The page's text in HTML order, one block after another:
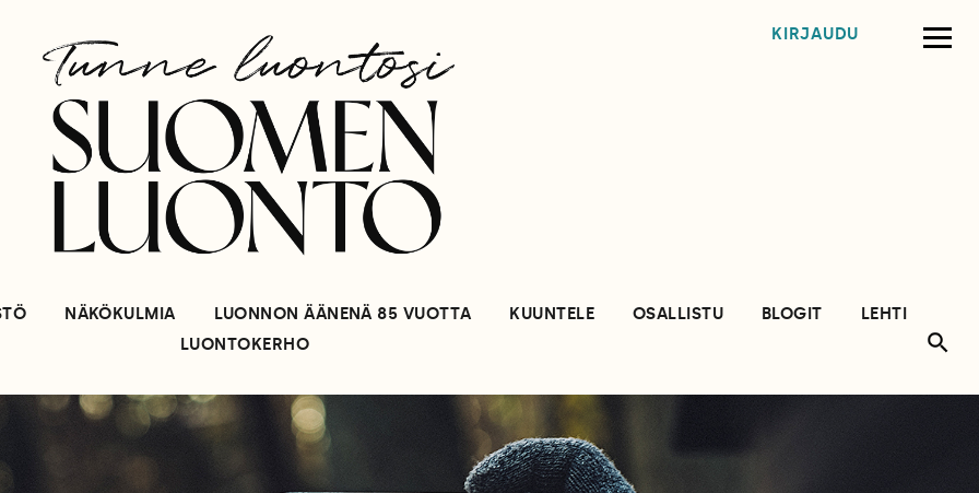
KIRJAUDU
NÄKÖKULMIA LUONNON ÄÄNENÄ 85 VUOTTA KUUNTELE OSALLISTU BLOGIT
LEHTI
LUONTOKERHO